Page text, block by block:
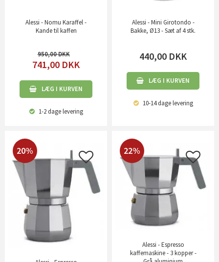
Alessi - Nomu Karaffel -
Kande til kaffen
950,00
741,00 DKK
LÆG I KURVEN
1-2 dagelevering
Alessi - Mini Girotondo -
Bakke, Ø13 - Sæt af 4 stk.
440,00 DKK
LÆG I KURVEN
10-14 dagelevering
20% 22%
Alessi - Espresso
kaffemaskine - 3 kopper -